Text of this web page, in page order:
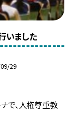
いました
29
ナで、人権尊重教